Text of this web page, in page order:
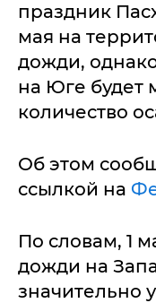
праздник
мая на
дожди,
на Юге будет
количество
Об этом
ссылкой на
По словам, 1
дожди на
значительно